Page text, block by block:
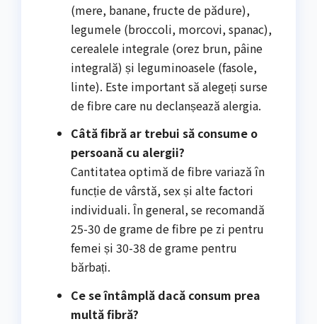
(mere, banane, fructe de pădure),
legumele (broccoli, morcovi, spanac),
cerealele integrale (orez brun, pâine
integrală) și leguminoasele (fasole,
linte). Este important să alegeți surse
de fibre care nu declanșează alergia.
Câtă fibră ar trebui să consume o
persoană cu alergii?
Cantitatea optimă de fibre variază în
funcție de vârstă, sex și alte factori
individuali. În general, se recomandă
25-30 de grame de fibre pe zi pentru
femei și 30-38 de grame pentru
bărbați.
Ce se întâmplă dacă consum prea
multă fibră?